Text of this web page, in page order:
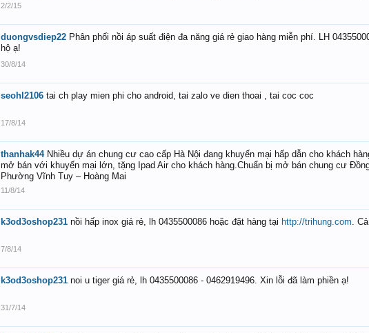
2/2/15
duongvsdiep22 Phân phối nồi áp suất điện đa năng giá rẻ giao hàng miễn phí. LH
hộ ạ!
30/8/14
seohl2106 tai ch play mien phi cho android, tai zalo ve dien thoai , tai coc coc
17/8/14
thanhak44 Nhiều dự án chung cư cao cấp Hà Nội đang khuyến mại hấp dẫn cho khách
mở bán với khuyến mại lớn, tặng Ipad Air cho khách hàng.Chuẩn bị mở bán chung cư
Phường Vĩnh Tuy – Hoàng Mai
11/8/14
k3od3oshop231 nồi hấp inox giá rẻ, lh 0435500086 hoặc đặt hàng tại http://trihung.com.
7/8/14
k3od3oshop231 noi u tiger giá rẻ, lh 0435500086 - 0462919496. Xin lỗi đã làm phiền ạ!
31/7/14